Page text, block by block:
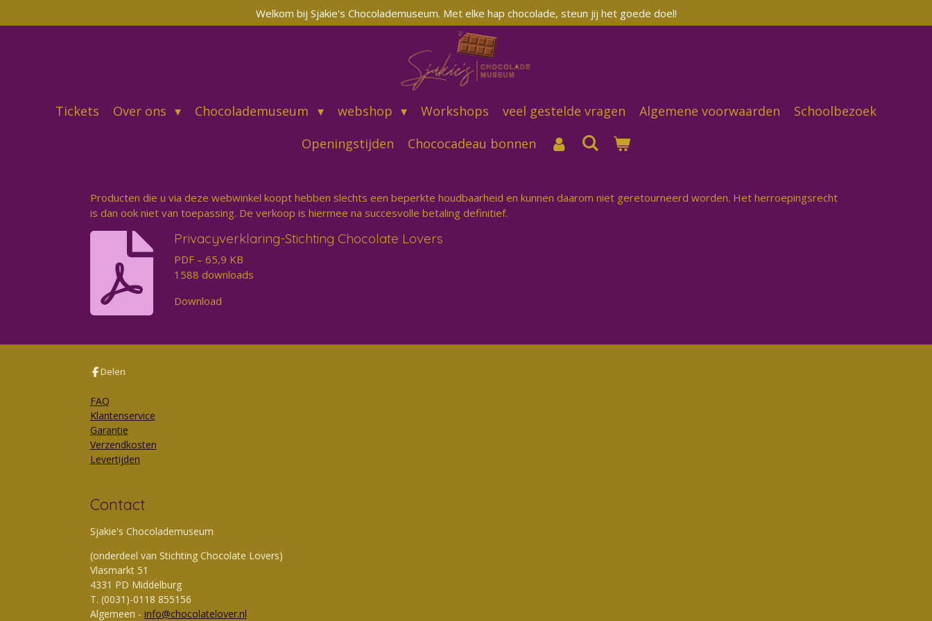
direct
Welkom bij Sjakie's Chocolademuseum. Met elke hap chocolade, steun jij het goede doel!
Tickets Over ons Chocolademuseum webshop Workshops veel gestelde vragen Algemene voorwaarden
Schoolbezoek
Openingstijden
Chococadeau bonnen
Producten die u via deze webwinkel koopt hebben slechts een beperkte houdbaarheid en kunnen daarom niet geretourneerd worden. Het herroepingsrecht
is dan ook niet van toepassing. De verkoop is hiermee na succesvolle betaling definitief.
Privacyverklaring-Stichting Chocolate Lovers
PDF – 65,9 KB
1588 downloads
Download
Delen
FAQ
Klantenservice
Garantie
Verzendkosten
Levertijden
Contact
Sjakie's Chocolademuseum
(onderdeel van Stichting Chocolate Lovers)
Vlasmarkt 51
4331 PD Middelburg
T. (0031)-0118 855156
Algemeen - info@chocolatelover.nl